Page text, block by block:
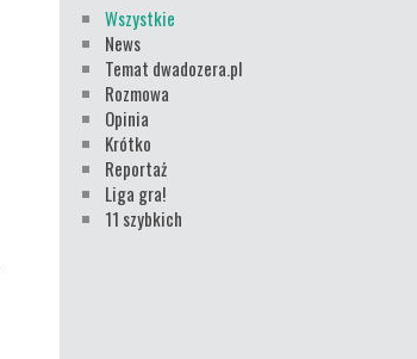
Wszystkie
News
Temat dwadozera.pl
Rozmowa
Opinia
Krótko
Reportaż
Liga gra!
11 szybkich